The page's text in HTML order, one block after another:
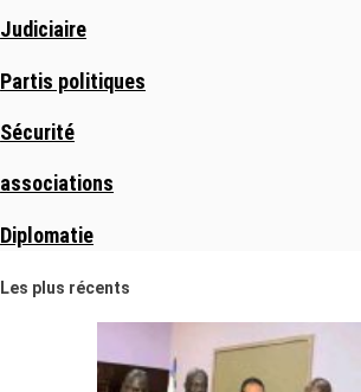
Judiciaire
Partis politiques
Sécurité
associations
Diplomatie
Les plus récents